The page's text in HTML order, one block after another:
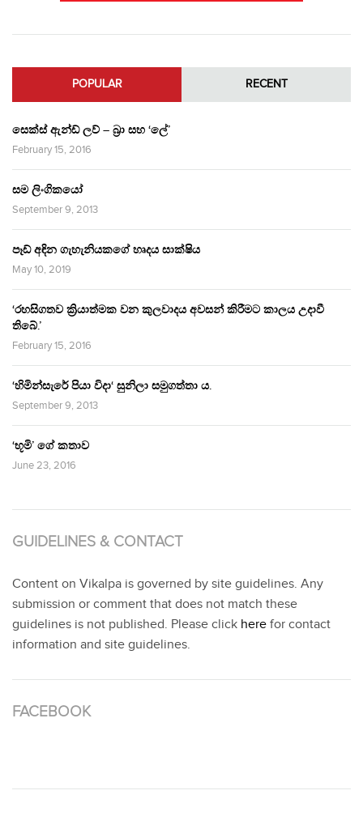
POPULAR RECENT
සෙක්ස් ඇන්ඩ් ලව් – බ්‍රා සහ ‘ලේ’
February 15, 2016
සම ලිංගිකයෝ
September 9, 2013
පෑඩ් අඳින ගැහැනියකගේ හෘදය සාක්ෂිය
May 10, 2019
‘රහසිගතව ක්‍රියාත්මක වන කුලවාදය අවසන් කිරීමට කාලය උදාවී
තිබේ.’
February 15, 2016
‘හිමින්සැරේ පියා විදා‘ සුනිලා සමුගත්තා ය.
September 9, 2013
‘භූමි’ ගේ කතාව
June 23, 2016
GUIDELINES & CONTACT
Content on Vikalpa is governed by site guidelines. Any
submission or comment that does not match these
guidelines is not published. Please click here for contact
information and site guidelines.
FACEBOOK